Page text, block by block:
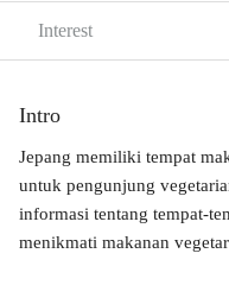
Interest
Intro
Jepang memiliki tempat
untuk pengunjung
informasi tentang tempat-
menikmati makanan